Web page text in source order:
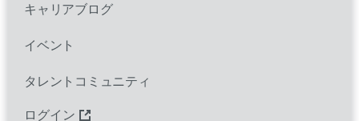
キャリアブログ
イベント
タレントコミュニティ
ログイン
どのワークスタイルが合っていますか？
オフィス勤務？在宅勤務？ハイブリット？
職種や勤務地などに応じ、いくつかのワークスタイ
在宅勤務、オフィス勤務、もしくはハイブリットモ